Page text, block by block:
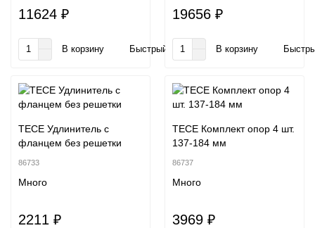
11624 ₽
В корзину Быстрый заказ
19656 ₽
В корзину
TECE Удлинитель с
фланцем без решетки
86733
Много
2211 ₽
TECE Комплект опор 4 шт.
137-184 мм
86737
Много
3969 ₽